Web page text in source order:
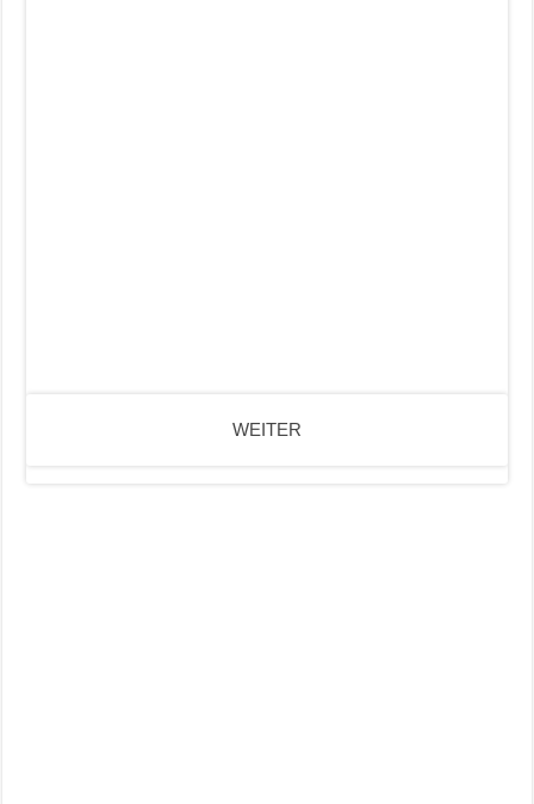
WEITER